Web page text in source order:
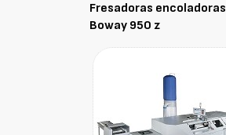
Fresadoras encoladoras
Boway 950 z